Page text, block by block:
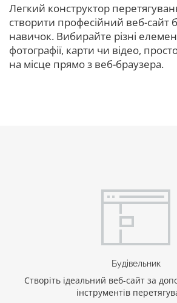
Легкий конструктор
створити професійний веб-сайт
навичок. Вибирайте різні
фотографії, карти чи відео,
на місце прямо з веб-браузера.
Будівельник
Створіть ідеальний веб-сайт за
інструментів